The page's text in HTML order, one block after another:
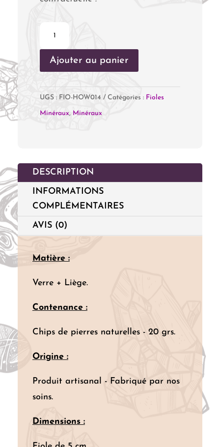
Fiole
Ajouter au panier
UGS : FIO-HOW014 Catégories : Fioles
Minéraux, Minéraux
DESCRIPTION
INFORMATIONS
COMPLÉMENTAIRES
AVIS (0)
Matière :
Verre + Liège.
Contenance :
Chips de pierres naturelles - 20 grs.
Origine :
Produit artisanal - Fabriqué par nos
soins.
Dimensions :